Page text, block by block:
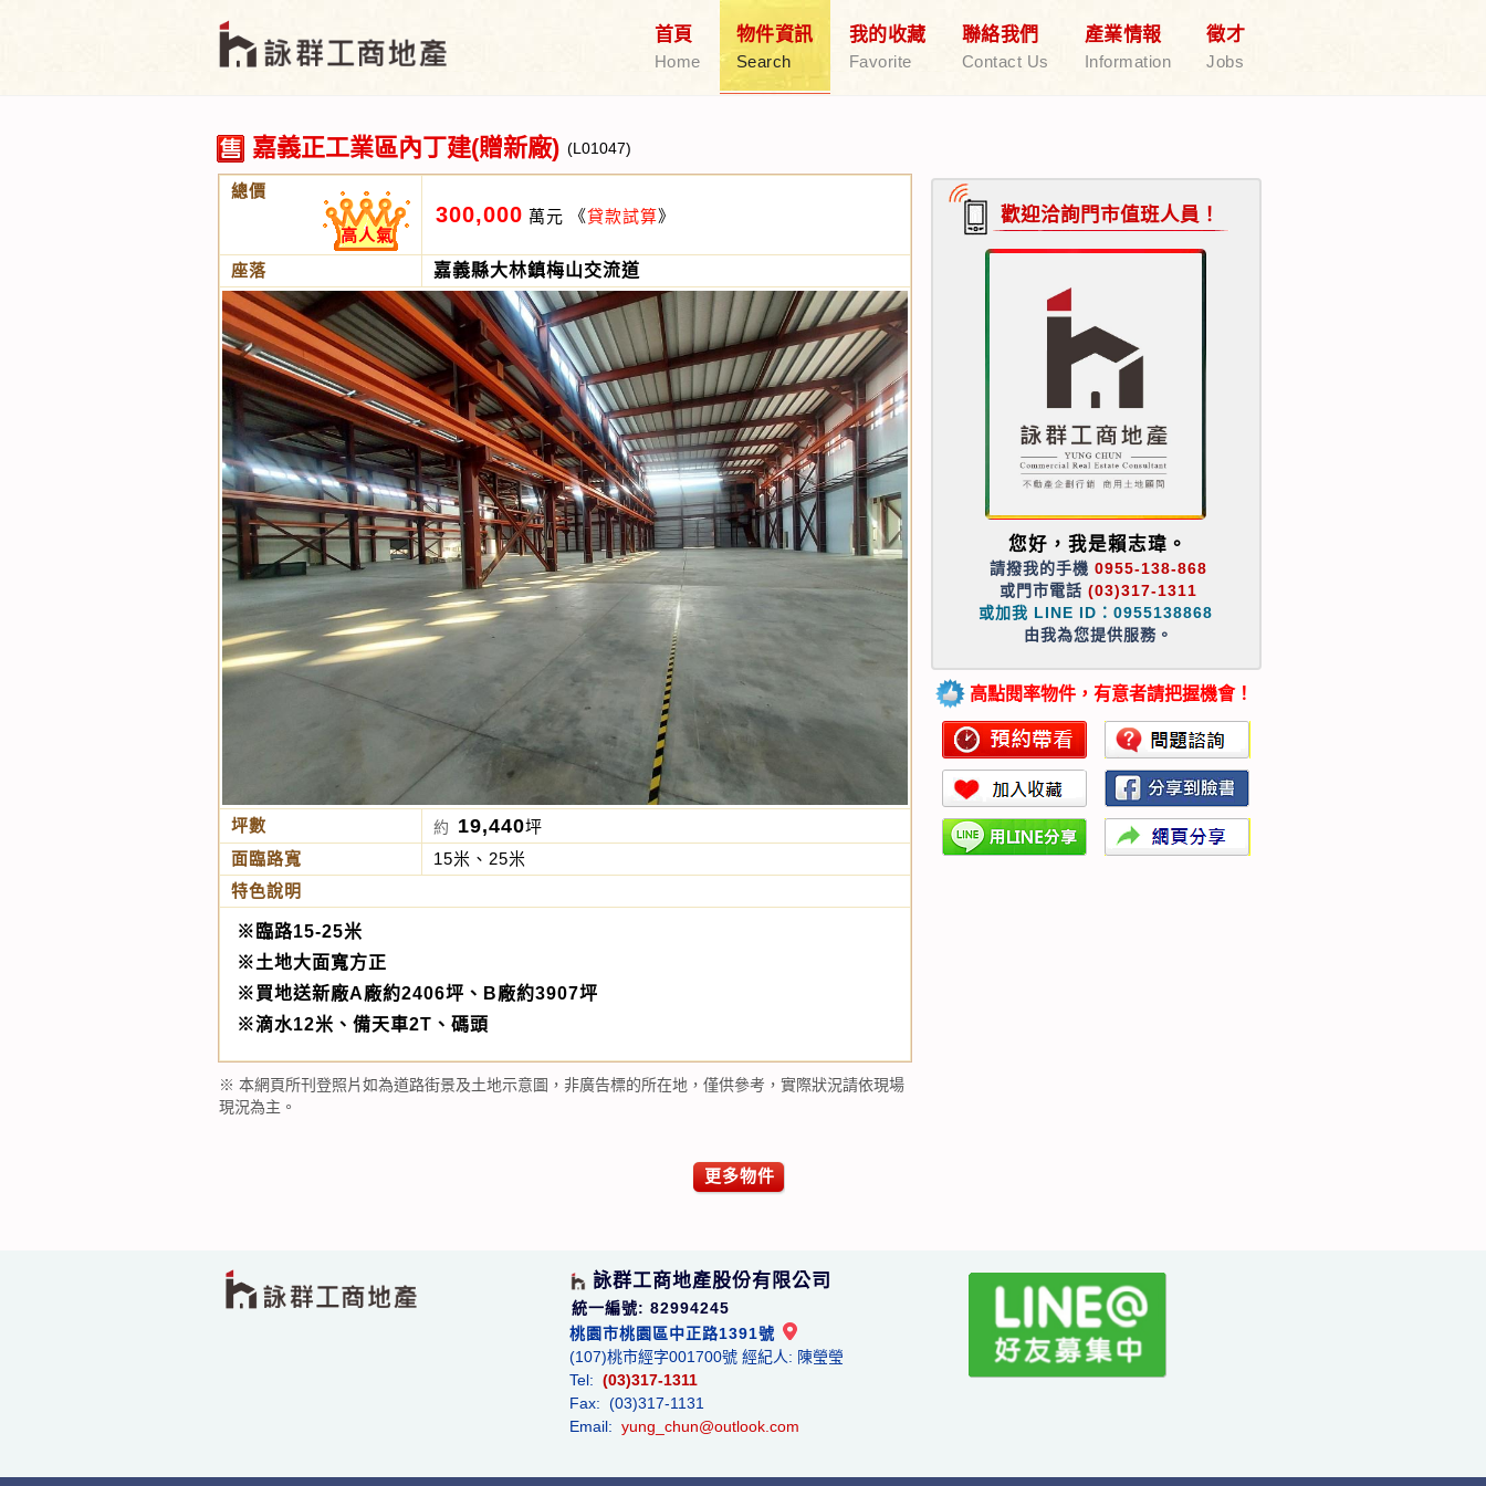
首頁
Home
物件資訊
Search
我的收藏
Favorite
聯絡我們
Contact Us
產業情報
Information
徵才
Jobs
嘉義正工業區內丁建(贈新廠) (L01047)
總價
高人氣
300,000 萬元 《貸款試算》
座落 嘉義縣大林鎮梅山交流道
坪數 約 19,440坪
面臨路寬
15米、25米
特色說明
※臨路15-25米
※土地大面寬方正
※買地送新廠A廠約2406坪、B廠約3907坪
※滴水12米、備天車2T、碼頭
※ 本網頁所刊登照片如為道路街景及土地示意圖，非廣告標的所在地，僅供參考，實際狀況請依現場
現況為主。
歡迎洽詢門市值班人員！
您好，我是賴志瑋。
請撥我的手機 0955-138-868
或門市電話 (03)317-1311
或加我 LINE ID：0955138868
由我為您提供服務。
高點閱率物件，有意者請把握機會！
更多物件
詠群工商地產股份有限公司
統一編號: 82994245
桃園市桃園區中正路1391號
(107)桃市經字001700號 經紀人: 陳瑩瑩
Tel: (03)317-1311
Fax: (03)317-1131
Email: yung_chun@outlook.com